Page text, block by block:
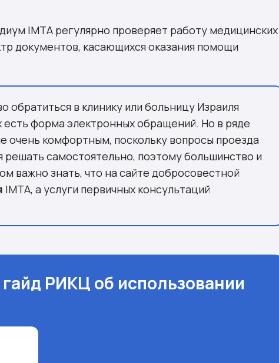
IMTA регулярно проверяет работу медицинских
документов, касающихся оказания помощи
обратиться в клинику или больницу Израиля
форма электронных обращений. Но в ряде
очень комфортным, поскольку вопросы проезда
решать самостоятельно, поэтому большинство и
важно знать, что на сайте добросовестной
IMTA, а услуги первичных консультаций
РИКЦ об использовании